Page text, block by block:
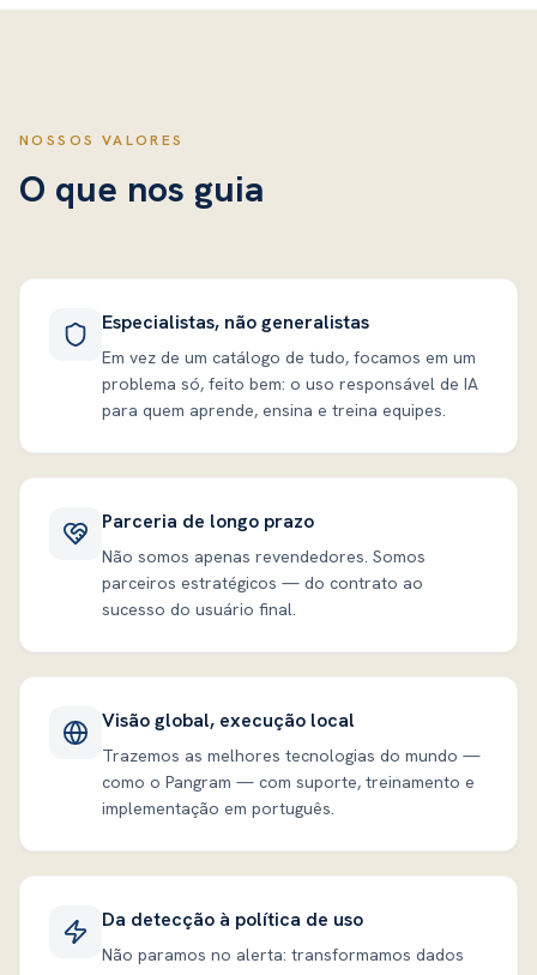
NOSSOS VALORES
O que nos guia
Especialistas, não generalistas
Em vez de um catálogo de tudo, focamos em um
problema só, feito bem: o uso responsável de IA
para quem aprende, ensina e treina equipes.
Parceria de longo prazo
Não somos apenas revendedores. Somos
parceiros estratégicos — do contrato ao
sucesso do usuário final.
Visão global, execução local
Trazemos as melhores tecnologias do mundo —
como o Pangram — com suporte, treinamento e
implementação em português.
Da detecção à política de uso
Não paramos no alerta: transformamos dados